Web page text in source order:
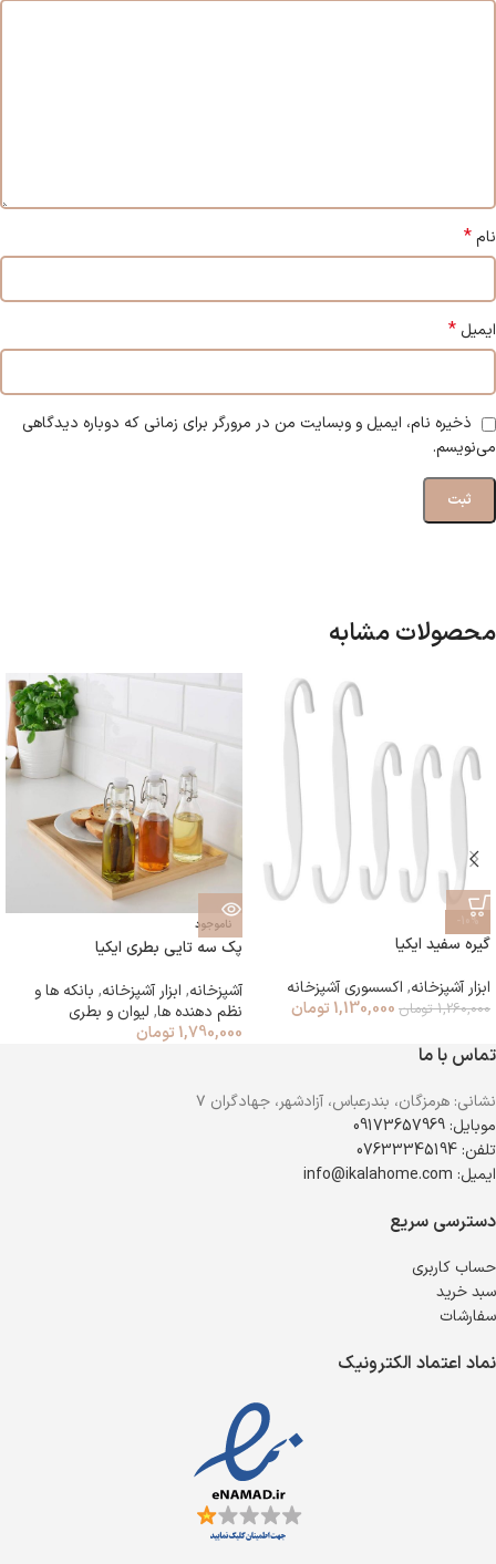
نام*
ایمیل *
ذخیره نام، ایمیل و وبسایت من در مرورگر برای زمانی که دوباره دیدگاهی
می‌نویسم.
محصولات مشابه
-10%
گیره سفید ایکیا
ابزار آشپزخانه, اکسسوری آشپزخانه
1,260,000 تومان 1,130,000 تومان
ناموجود
پک سه تایی بطری ایکیا
آشپزخانه, ابزار آشپزخانه, بانکه ها و
نظم دهنده ها, لیوان و بطری
1,790,000 تومان
تماس با ما
نشانی: هرمزگان، بندرعباس، آزادشهر، جهادگران ۷
موبایل: 09173657969
تلفن: 07633345194
ایمیل: info@ikalahome.com
دسترسی سریع
حساب کاربری
سبد خرید
سفارشات
نماد اعتماد الکترونیک